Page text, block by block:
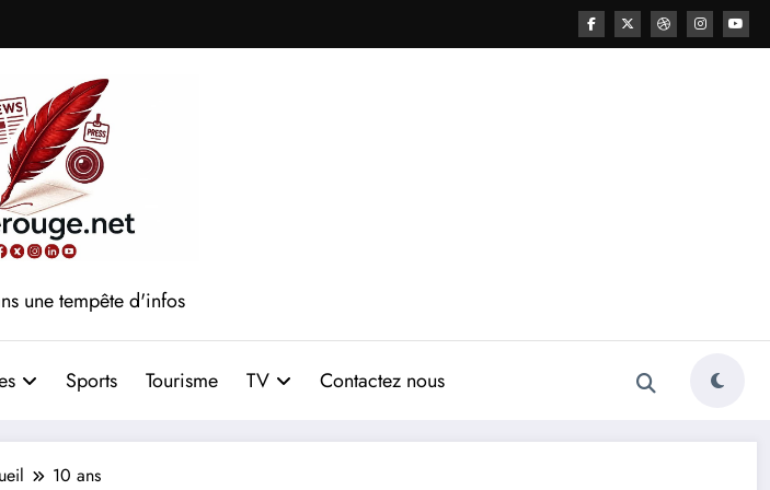
une tempête d'infos
Sports Tourisme TV Contactez nous
10 ans